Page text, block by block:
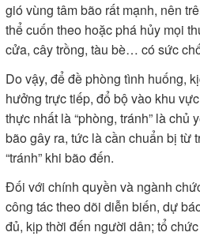
gió vùng tâm bão rất mạnh, nên
thể cuốn theo hoặc phá hủy mọi
cửa, cây trồng, tàu bè… có sức
Do vậy, để đề phòng tình huống,
hưởng trực tiếp, đổ bộ vào khu
thực nhất là “phòng, tránh” là chủ
bão gây ra, tức là cần chuẩn bị từ
“tránh” khi bão đến.
Đối với chính quyền và ngành
công tác theo dõi diễn biến, dự
đủ, kịp thời đến người dân; tổ